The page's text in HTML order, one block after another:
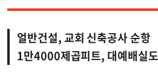
얼반건설, 교회 신축공사 순항
1만4000제곱피트, 대예배실도